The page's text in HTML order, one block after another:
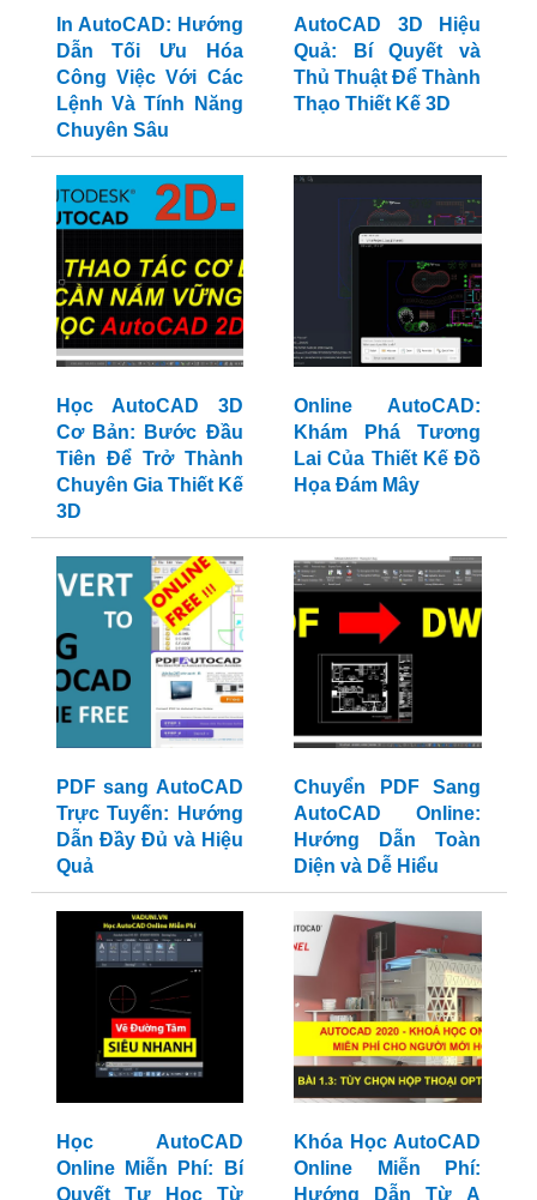
In AutoCAD: Hướng
Dẫn Tối Ưu Hóa
Công Việc Với Các
Lệnh Và Tính Năng
Chuyên Sâu
AutoCAD 3D Hiệu
Quả: Bí Quyết và
Thủ Thuật Để Thành
Thạo Thiết Kế 3D
Học AutoCAD 3D
Cơ Bản: Bước Đầu
Tiên Để Trở Thành
Chuyên Gia Thiết Kế
3D
Online AutoCAD:
Khám Phá Tương
Lai Của Thiết Kế Đồ
Họa Đám Mây
PDF sang AutoCAD
Trực Tuyến: Hướng
Dẫn Đầy Đủ và Hiệu
Quả
Chuyển PDF Sang
AutoCAD Online:
Hướng Dẫn Toàn
Diện và Dễ Hiểu
Học AutoCAD
Online Miễn Phí: Bí
Quyết Tự Học Từ
Khóa Học AutoCAD
Online Miễn Phí:
Hướng Dẫn Từ A